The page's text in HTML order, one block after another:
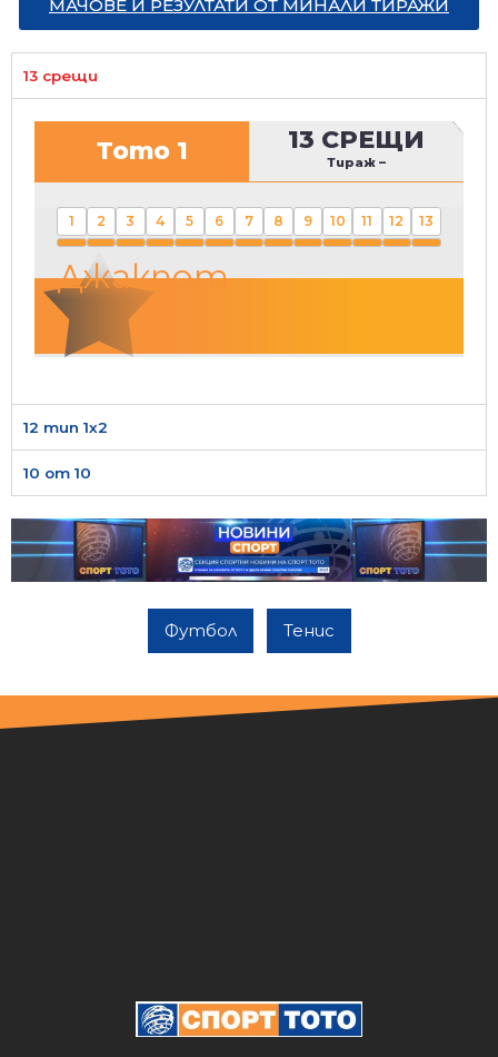
МАЧОВЕ И РЕЗУЛТАТИ ОТ МИНАЛИ ТИРАЖИ
13 срещи
Тото 1 13 СРЕЩИ
Тираж –
1 2 3 4 5 6 7 8 9 10 11 12 13
Джакпот
12 тип 1х2
10 от 10
Футбол Тенис